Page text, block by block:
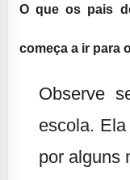
O que os pais
começa a ir para
Observe
escola.
por alguns